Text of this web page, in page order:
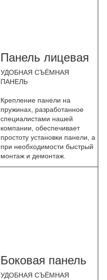
Панель лицевая
УДОБНАЯ СЪЁМНАЯ
ПАНЕЛЬ
Крепление панели на
пружинах, разработанное
специалистами нашей
компании, обеспечивает
простоту установки панели, а
при необходимости быстрый
монтаж и демонтаж.
Боковая панель
УДОБНАЯ СЪЁМНАЯ